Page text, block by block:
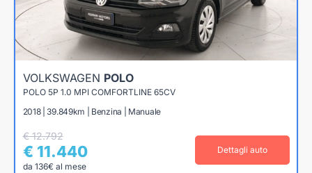
VOLKSWAGEN POLO
POLO 5P 1.0 MPI COMFORTLINE 65CV
2018 | 39.849km | Benzina | Manuale
€ 12.792
€ 11.440
da 136€ al mese
Dettagli auto